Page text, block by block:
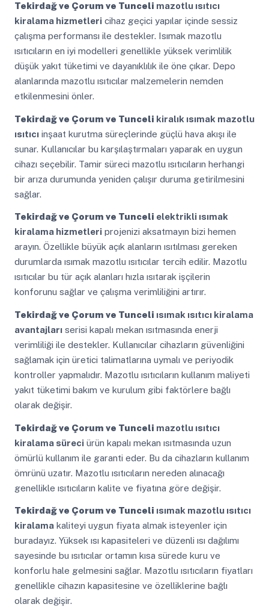
Tekirdağ ve Çorum ve Tunceli mazotlu ısıtıcı
kiralama hizmetlericihaz geçici yapılar içinde sessiz
çalışma performansı ile destekler. Isımak mazotlu
ısıtıcıların en iyi modelleri genellikle yüksek verimlilik
düşük yakıt tüketimi ve dayanıklılık ile öne çıkar. Depo
alanlarında mazotlu ısıtıcılar malzemelerin nemden
etkilenmesini önler.
Tekirdağ ve Çorum ve Tunceli kiralık ısımak mazotlu
ısıtıcıinşaat kurutma süreçlerinde güçlü hava akışı ile
sunar. Kullanıcılar bu karşılaştırmaları yaparak en uygun
cihazı seçebilir. Tamir süreci mazotlu ısıtıcıların herhangi
bir arıza durumunda yeniden çalışır duruma getirilmesini
sağlar.
Tekirdağ ve Çorum ve Tunceli elektrikli ısımak
kiralama hizmetleriprojenizi aksatmayın bizi hemen
arayın. Özellikle büyük açık alanların ısıtılması gereken
durumlarda ısımak mazotlu ısıtıcılar tercih edilir. Mazotlu
ısıtıcılar bu tür açık alanları hızla ısıtarak işçilerin
konforunu sağlar ve çalışma verimliliğini artırır.
Tekirdağ ve Çorum ve Tunceli ısımak ısıtıcı kiralama
avantajlarıserisi kapalı mekan ısıtmasında enerji
verimliliği ile destekler. Kullanıcılar cihazların güvenliğini
sağlamak için üretici talimatlarına uymalı ve periyodik
kontroller yapmalıdır. Mazotlu ısıtıcıların kullanım maliyeti
yakıt tüketimi bakım ve kurulum gibi faktörlere bağlı
olarak değişir.
Tekirdağ ve Çorum ve Tunceli mazotlu ısıtıcı
kiralama süreciürün kapalı mekan ısıtmasında uzun
ömürlü kullanım ile garanti eder. Bu da cihazların kullanım
ömrünü uzatır. Mazotlu ısıtıcıların nereden alınacağı
genellikle ısıtıcıların kalite ve fiyatına göre değişir.
Tekirdağ ve Çorum ve Tunceli ısımak mazotlu ısıtıcı
kiralamakaliteyi uygun fiyata almak isteyenler için
buradayız. Yüksek ısı kapasiteleri ve düzenli ısı dağılımı
sayesinde bu ısıtıcılar ortamın kısa sürede kuru ve
konforlu hale gelmesini sağlar. Mazotlu ısıtıcıların fiyatları
genellikle cihazın kapasitesine ve özelliklerine bağlı
olarak değişir.